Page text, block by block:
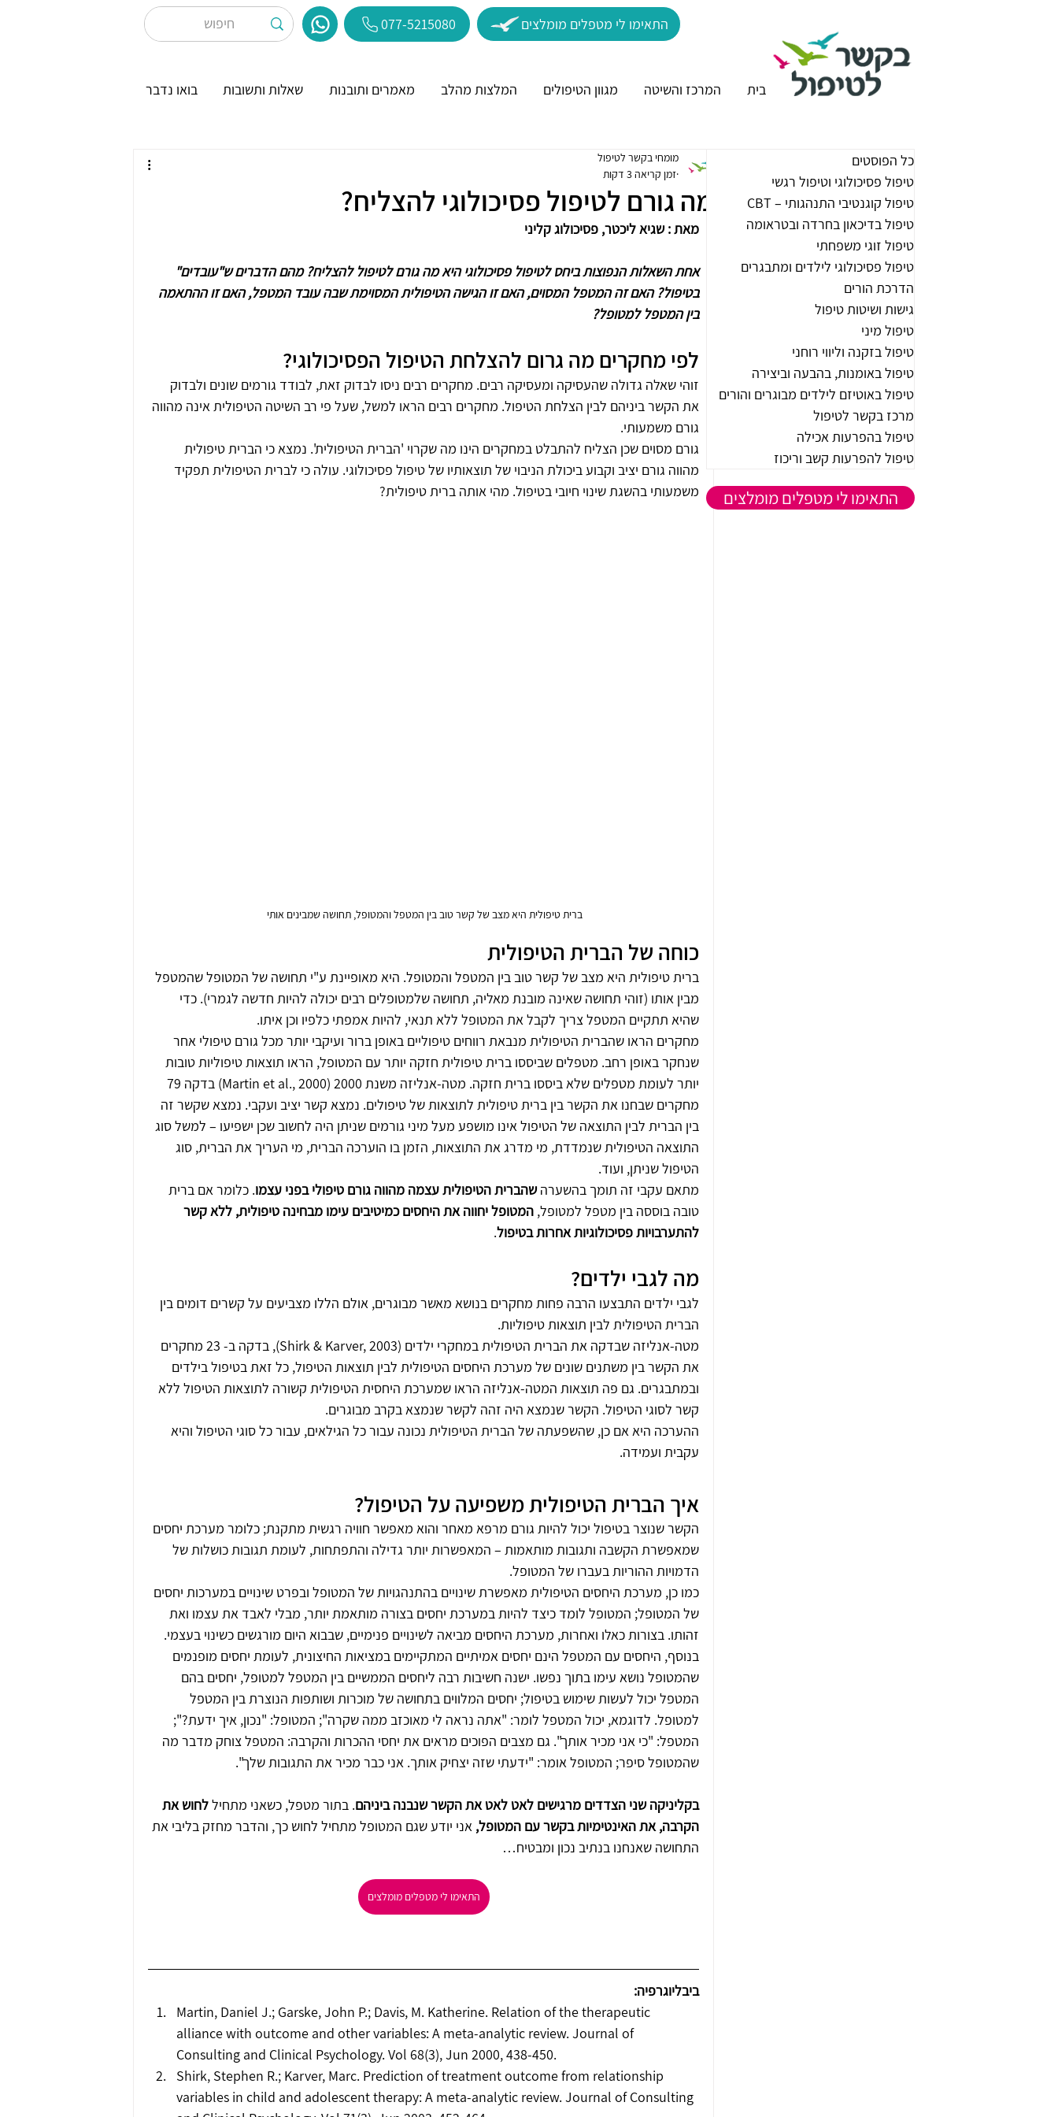
077-5215080 התאימו לי מטפלים מומלצים
בית המרכז והשיטה מגוון הטיפולים המלצות מהלב מאמרים ותובנות שאלות ותשובות בואו נדבר
מה גורם לטיפול פסיכולוגי להצליח?
מומחי בקשר לטיפול
זמן קריאה 3 דקות
מאת : שגיא ליכטר, פסיכולוג קליני
אחת השאלות הנפוצות ביחס לטיפול פסיכולוגי היא מה גורם לטיפול להצליח? מהם הדברים ש"עובדים"
בטיפול? האם זה המטפל המסוים, האם זו הגישה הטיפולית המסוימת שבה עובד המטפל, האם זו ההתאמה
בין המטפל למטופל?
לפי מחקרים מה גרום להצלחת הטיפול הפסיכולוגי?
זוהי שאלה גדולה שהעסיקה ומעסיקה רבים. מחקרים רבים ניסו לבדוק זאת, לבודד גורמים שונים ולבדוק
את הקשר ביניהם לבין הצלחת הטיפול. מחקרים רבים הראו למשל, שעל פי רב השיטה הטיפולית אינה מהווה
גורם משמעותי.
גורם מסוים שכן הצליח להתבלט במחקרים הינו מה שקרוי 'הברית הטיפולית'. נמצא כי הברית טיפולית
מהווה גורם יציב וקבוע ביכולת הניבוי של תוצאותיו של טיפול פסיכולוגי. עולה כי לברית הטיפולית תפקיד
משמעותי בהשגת שינוי חיובי בטיפול. מהי אותה ברית טיפולית?
ברית טיפולית היא מצב של קשר טוב בין המטפל והמטופל, תחושה שמבינים אותי
כוחה של הברית הטיפולית
ברית טיפולית היא מצב של קשר טוב בין המטפל והמטופל. היא מאופיינת ע"י תחושה של המטופל שהמטפל
מבין אותו (זוהי תחושה שאינה מובנת מאליה, תחושה שלמטופלים רבים יכולה להיות חדשה לגמרי). כדי
שהיא תתקיים המטפל צריך לקבל את המטופל ללא תנאי, להיות אמפתי כלפיו וכן איתו.
מחקרים הראו שהברית הטיפולית מנבאת רווחים טיפוליים באופן ברור ועיקבי יותר מכל גורם טיפולי אחר
שנחקר באופן רחב. מטפלים שביססו ברית טיפולית חזקה יותר עם המטופל, הראו תוצאות טיפוליות טובות
מחקרים שבחנו את הקשר בין ברית טיפולית לתוצאות של טיפולים. נמצא קשר יציב ועקבי. נמצא שקשר זה
בין הברית לבין התוצאה של הטיפול אינו מושפע מעל מיני גורמים שניתן היה לחשוב שכן ישפיעו – למשל סוג
התוצאה הטיפולית שנמדדת, מי מדרג את התוצאות, הזמן בו הוערכה הברית, מי העריך את הברית, סוג
הטיפול שניתן, ועוד.
מתאם עקבי זה תומך בהשערה שהברית הטיפולית עצמה מהווה גורם טיפולי בפני עצמו. כלומר אם ברית
טובה בוססה בין מטפל למטופל, המטופל יחווה את היחסים כמיטיבים עימו מבחינה טיפולית, ללא קשר
להתערבויות פסיכולוגיות אחרות בטיפול.
מה לגבי ילדים?
לגבי ילדים התבצעו הרבה פחות מחקרים בנושא מאשר מבוגרים, אולם הללו מצביעים על קשרים דומים בין
הברית הטיפולית לבין תוצאות טיפוליות.
מטה-אנליזה שבדקה את הברית הטיפולית במחקרי ילדים (Shirk & Karver, 2003), בדקה ב- 23 מחקרים
את הקשר בין משתנים שונים של מערכת היחסים הטיפולית לבין תוצאות הטיפול, כל זאת בטיפול בילדים
ובמתבגרים. גם פה תוצאות המטה-אנליזה הראו שמערכת היחסית הטיפולית קשורה לתוצאות הטיפול ללא
קשר לסוגי הטיפול. הקשר שנמצא היה זהה לקשר שנמצא בקרב מבוגרים.
ההערכה היא אם כן, שהשפעתה של הברית הטיפולית נכונה עבור כל הגילאים, עבור כל סוגי הטיפול והיא
עקבית ועמידה.
איך הברית הטיפולית משפיעה על הטיפול?
הקשר שנוצר בטיפול יכול להיות גורם מרפא מאחר והוא מאפשר חוויה רגשית מתקנת; כלומר מערכת יחסים
שמאפשרת הקשבה ותגובות מותאמות – המאפשרות יותר גדילה והתפתחות, לעומת תגובות כושלות של
הדמויות ההוריות בעברו של המטופל.
כמו כן, מערכת היחסים הטיפולית מאפשרת שינויים בהתנהגויות של המטופל ובפרט שינויים במערכות יחסים
של המטופל; המטופל לומד כיצד להיות במערכת יחסים בצורה מותאמת יותר, מבלי לאבד את עצמו ואת
זהותו. בצורות כאלו ואחרות, מערכת היחסים מביאה לשינויים פנימיים, שבבוא היום מורגשים כשינוי בעצמי.
בנוסף, היחסים עם המטפל הינם יחסים אמיתיים המתקיימים במציאות החיצונית, לעומת יחסים מופנמים
שהמטופל נושא עימו בתוך נפשו. ישנה חשיבות רבה ליחסים הממשיים בין המטפל למטופל, יחסים בהם
המטפל יכול לעשות שימוש בטיפול; יחסים המלווים בתחושה של מוכרות ושותפות הנוצרת בין המטפל
למטופל. לדוגמא, יכול המטפל לומר: "אתה נראה לי מאוכזב ממה שקרה"; המטופל: "נכון, איך ידעת?";
המטפל: "כי אני מכיר אותך". גם מצבים הפוכים מראים את יחסי ההכרות והקרבה: המטפל צוחק מדבר מה
שהמטופל סיפר; המטופל אומר: "ידעתי שזה יצחיק אותך. אני כבר מכיר את התגובות שלך".
בקליניקה שני הצדדים מרגישים לאט לאט את הקשר שנבנה ביניהם. בתור מטפל, כשאני מתחיל לחוש את
הקרבה, את האינטימיות בקשר עם המטופל, אני יודע שגם המטופל מתחיל לחוש כך, והדבר מחזק בליבי את
התחושה שאנחנו בנתיב נכון ומבטיח…
התאימו לי מטפלים מומלצים
ביבליוגרפיה:
Martin, Daniel J.; Garske, John P.; Davis, M. Katherine. Relation of the therapeutic
alliance with outcome and other variables: A meta-analytic review. Journal of
Consulting and Clinical Psychology. Vol 68(3), Jun 2000, 438-450.
Shirk, Stephen R.; Karver, Marc. Prediction of treatment outcome from relationship
variables in child and adolescent therapy: A meta-analytic review. Journal of Consulting
כל הפוסטים
טיפול פסיכולוגי וטיפול רגשי
טיפול קוגנטיבי התנהגותי – CBT
טיפול בדיכאון בחרדה ובטראומה
טיפול זוגי משפחתי
טיפול פסיכולוגי לילדים ומתבגרים
הדרכת הורים
גישות ושיטות טיפול
טיפול מיני
טיפול בזקנה וליווי רוחני
טיפול באומנות, בהבעה וביצירה
טיפול באוטיזם לילדים מבוגרים והורים
מרכז בקשר לטיפול
טיפול בהפרעות אכילה
טיפול להפרעות קשב וריכוז
התאימו לי מטפלים מומלצים